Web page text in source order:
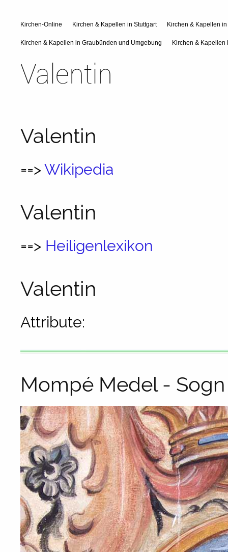
Kirchen-Online Kirchen & Kapellen in Stuttgart Kirchen & Kapellen
Kirchen & Kapellen in Graubünden und Umgebung Kirchen & Kapellen
Valentin
Valentin
==>Wikipedia
Valentin
==> Heiligenlexikon
Valentin
Attribute:
Mompé Medel -